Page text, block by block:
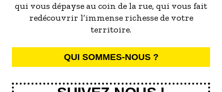
qui vous dépayse au coin de la rue, qui vous fait
redécouvrir l’immense richesse de votre
territoire.
QUI SOMMES-NOUS ?